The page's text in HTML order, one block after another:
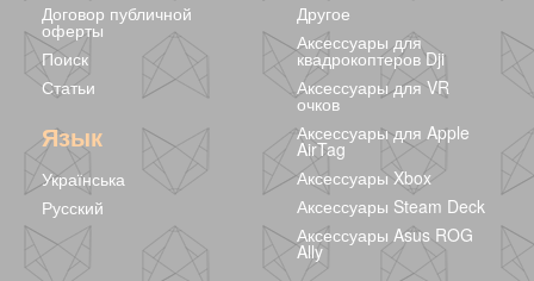
Договор публичной
оферты
Поиск
Статьи
Язык
Українська
Русский
Другое
Аксессуары для
квадрокоптеров Dji
Аксессуары для VR
очков
Аксессуары для Apple
AirTag
Аксессуары Xbox
Аксессуары Steam Deck
Аксессуары Asus ROG
Ally